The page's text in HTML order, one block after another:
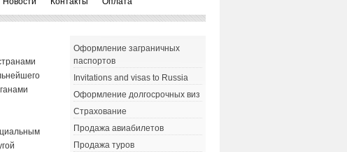
Оформление заграничных
паспортов
Invitations and visas to Russia
Оформление долгосрочных виз
Страхование
Продажа авиабилетов
Продажа туров